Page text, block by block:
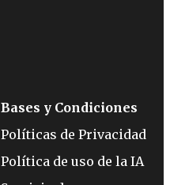
Bases y Condiciones
Políticas de Privacidad
Política de uso de la IA